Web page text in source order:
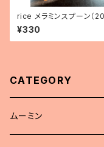
rice メラミンスプーン（
新色）
¥330
CATEGORY
ムーミン